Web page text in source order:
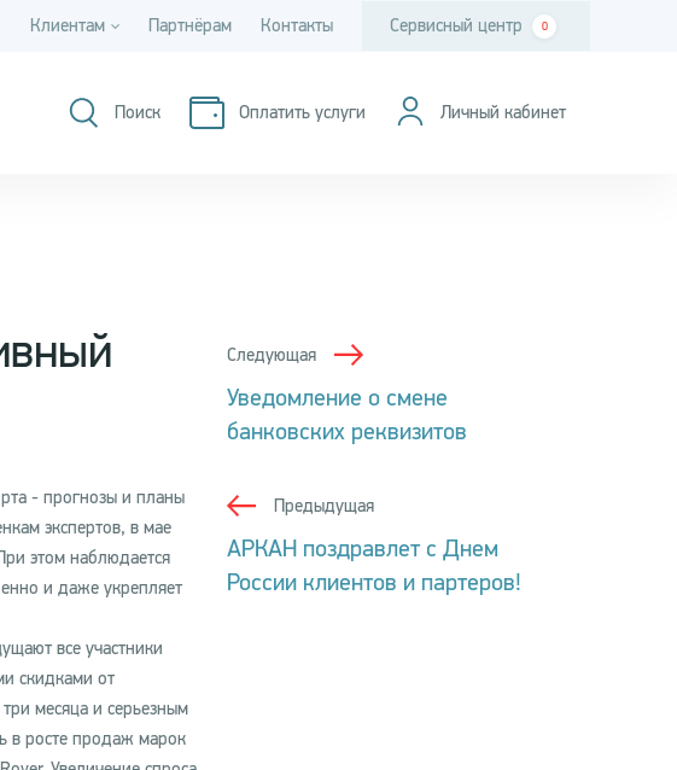
Клиентам Партнёрам Контакты Сервисный центр 0
Поиск Оплатить услуги Личный кабинет
- прогнозы и планы
экспертов, в мае
этом наблюдается
и даже укрепляет
все участники
скидками от
месяца и серьезным
в росте продаж марок
Следующая
Уведомление о смене
банковских реквизитов
Предыдущая
АРКАН поздравлет с Днем
России клиентов и партеров!